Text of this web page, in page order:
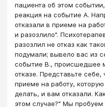
пациента об этом
реакция на событие А.
отказали в приеме на
и разозлило".
разозлил не отказ как
подумали; вывело вас из
событие В., происшедшее
отказе. Представьте
приеме на работу,
делать, и вам отказали.
этом случае?" Мы